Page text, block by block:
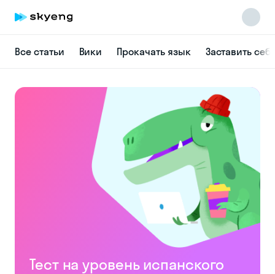
Все статьи Вики Прокачать язык Заставить
Тест на уровень испанского